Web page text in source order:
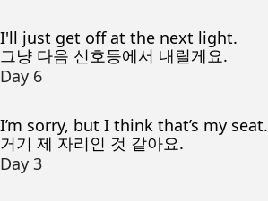
I'll just get off at the next light.
그냥 다음 신호등에서 내릴게요.
Day 6
I’m sorry, but I think that’s my seat.
거기 제 자리인 것 같아요.
Day 3